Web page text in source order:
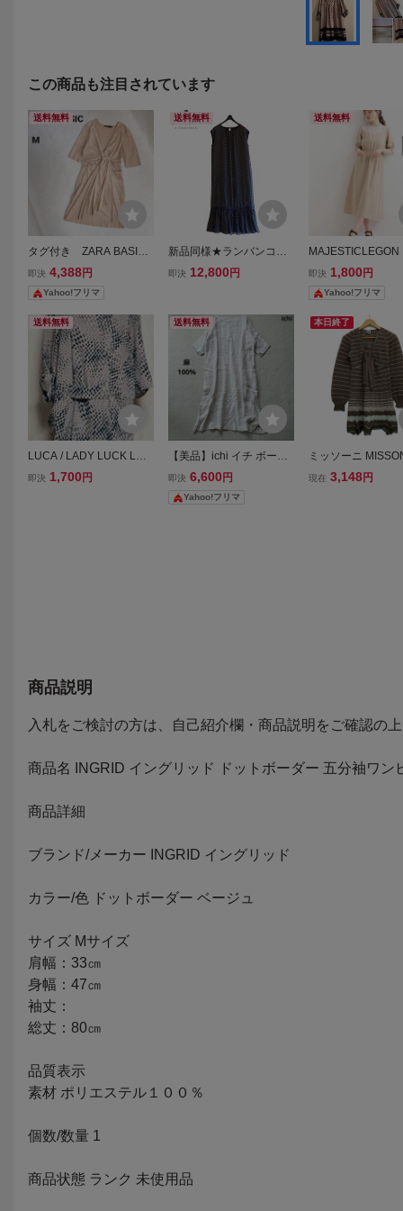
この商品も注目されています
送料無料
タグ付き ZARA BASIC
ツイストギャザー スエ
袖 ミニ ベージュ M
即決 4,388円
Yahoo!フリマ
送料無料
LUCA / LADY LUCK LUC
A ドット柄 チュニック
即決 1,700 円
送料無料
新品同様★ランバンコレ
クション LANVIN★ポル
即決 12,800 円
送料無料
【美品】ichi イチ ボーダ
ーワンピース 麻100%
袖 リネン ブルー
即決 6,600 円
Yahoo!フリマ
送料無料
MAJESTICLEGON
柄ロングワンピ
五分袖 春夏 美
ット フェミニン
ン
即決 1,800 円
Yahoo!フリマ
本日終了
ミッソーニ
ズ40 M - ピンクベ
現在 3,148円
商品説明